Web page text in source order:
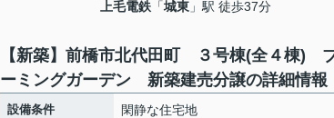
上毛電鉄 「城東 」駅 徒歩37分
【新築】前橋市北代田町 ３号棟(全４棟)
ーミングガーデン 新築建売分譲の詳細情報
設備条件
閑静な住宅地